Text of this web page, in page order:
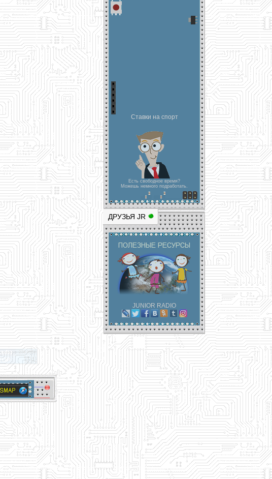
Ставки на спорт
Есть свободное время?
Можешь немного подработать.
ДРУЗЬЯ JR
JUNIOR RADIO